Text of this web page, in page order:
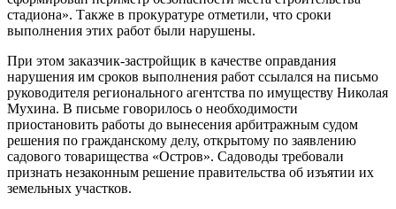
стадиона». Также в прокуратуре отметили, что сроки
выполнения этих работ были нарушены.
При этом заказчик-застройщик в качестве оправдания
нарушения им сроков выполнения работ ссылался на письмо
руководителя регионального агентства по имуществу Николая
Мухина. В письме говорилось о необходимости
приостановить работы до вынесения арбитражным судом
решения по гражданскому делу, открытому по заявлению
садового товарищества «Остров». Садоводы требовали
признать незаконным решение правительства об изъятии их
земельных участков.